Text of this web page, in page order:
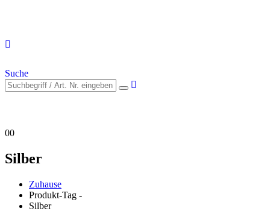
Suche
00
Silber
Zuhause
Produkt-Tag -
Silber